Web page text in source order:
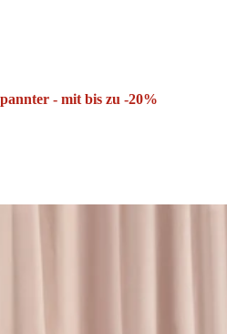
- mit bis zu -20%